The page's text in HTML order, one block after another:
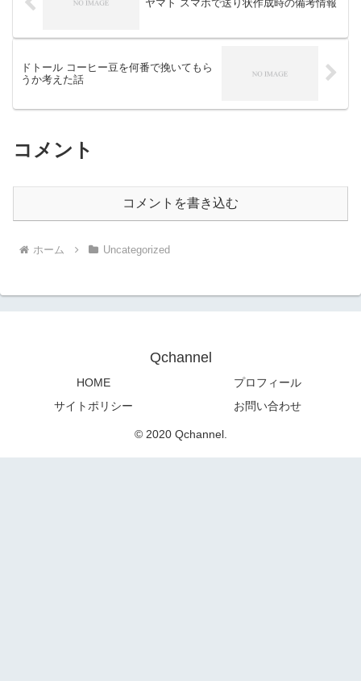
ヤマト スマホで送り状作成時の備考情報
ドトール コーヒー豆を何番で挽いてもら
うか考えた話
コメント
コメントを書き込む
ホーム Uncategorized
Qchannel
HOME
プロフィール
サイトポリシー
お問い合わせ
© 2020 Qchannel.